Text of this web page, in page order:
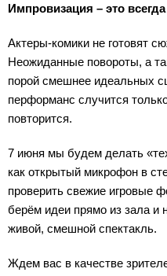
Импровизация – это
Актеры-комики не готовят
Неожиданные повороты, а
порой смешнее идеальных
перформанс случится
повторится.
7 июня мы будем делать
как открытый микрофон в
проверить свежие игровые
берём идеи прямо из зала и
живой, смешной спектакль.
Ждем вас в качестве